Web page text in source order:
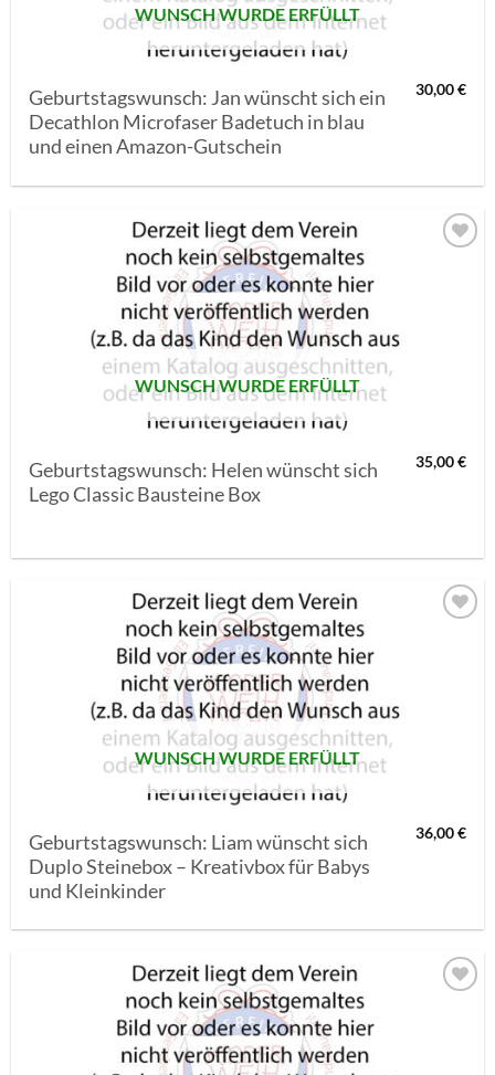
WUNSCH WURDE ERFÜLLT
Geburtstagswunsch: Jan wünscht sich ein
Decathlon Microfaser Badetuch in blau
und einen Amazon-Gutschein
30,00€
WUNSCH WURDE ERFÜLLT
Geburtstagswunsch: Helen wünscht sich
Lego Classic Bausteine Box
35,00€
WUNSCH WURDE ERFÜLLT
Geburtstagswunsch: Liam wünscht sich
Duplo Steinebox – Kreativbox für Babys
und Kleinkinder
36,00€